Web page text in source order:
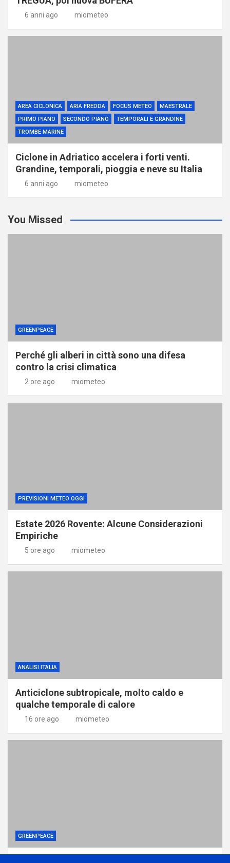
6 anni ago miometeo
AREA CICLONICA ARIA FREDDA FOCUS METEO
MAESTRALE
PRIMO PIANO
SECONDO PIANO
TEMPORALI E GRANDINE
TROMBE MARINE
Ciclone in Adriatico accelera i forti venti.
Grandine, temporali, pioggia e neve su Italia
6 anni ago miometeo
You Missed
GREENPEACE
Perché gli alberi in città sono una difesa
contro la crisi climatica
2 ore ago miometeo
PREVISIONI METEO OGGI
Estate 2026 Rovente: Alcune Considerazioni
Empiriche
5 ore ago miometeo
ANALISI ITALIA
Anticiclone subtropicale, molto caldo e
qualche temporale di calore
16 ore ago miometeo
GREENPEACE